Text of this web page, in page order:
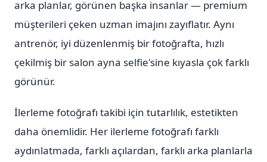
arka planlar, görünen başka insanlar — premium
müşterileri çeken uzman imajını zayıflatır. Aynı
antrenör, iyi düzenlenmiş bir fotoğrafta, hızlı
çekilmiş bir salon ayna selfie'sine kıyasla çok farklı
görünür.
İlerleme fotoğrafı takibi için tutarlılık, estetikten
daha önemlidir. Her ilerleme fotoğrafı farklı
aydınlatmada, farklı açılardan, farklı arka planlarla